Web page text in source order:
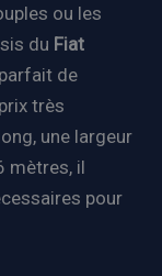
ou les
du Fiat
de
très
une largeur
mètres, il
pour